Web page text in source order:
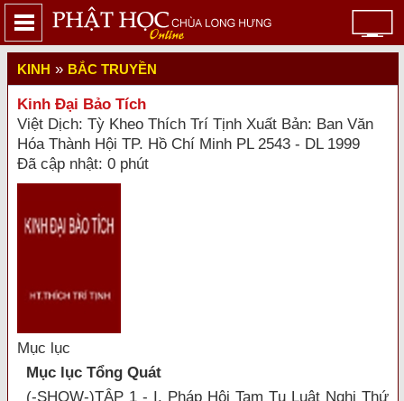
KINH » BẮC TRUYỀN
Kinh Đại Bảo Tích
Việt Dịch: Tỳ Kheo Thích Trí Tịnh Xuất Bản: Ban Văn
Hóa Thành Hội TP. Hồ Chí Minh PL 2543 - DL 1999
Đã cập nhật: 0 phút
Mục lục
Mục lục Tổng Quát
(-SHOW-)TẬP 1 - I. Pháp Hội Tam Tụ Luật Nghi Thứ